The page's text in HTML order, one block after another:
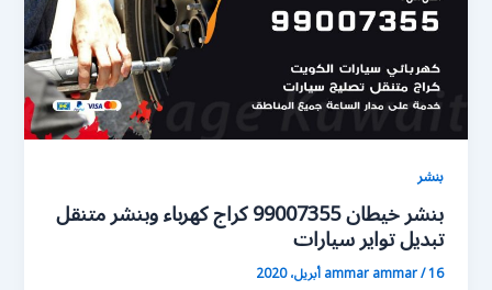
بنشر
بنشر خيطان 99007355 كراج كهرباء وبنشر متنقل
تبديل تواير سيارات
ammar ammar/16 أبريل، 2020